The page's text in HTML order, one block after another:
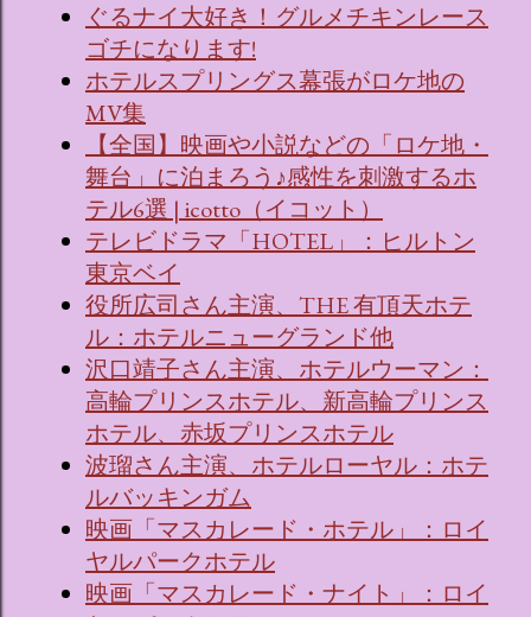
ぐるナイ大好き！グルメチキンレース
ゴチになります!
ホテルスプリングス幕張がロケ地の
MV集
【全国】映画や小説などの「ロケ地・
舞台」に泊まろう♪感性を刺激するホ
テル6選 | icotto（イコット）
テレビドラマ「HOTEL」：ヒルトン
東京ベイ
役所広司さん主演、THE 有頂天ホテ
ル：ホテルニューグランド他
沢口靖子さん主演、ホテルウーマン：
高輪プリンスホテル、新高輪プリンス
ホテル、赤坂プリンスホテル
波瑠さん主演、ホテルローヤル：ホテ
ルバッキンガム
映画「マスカレード・ホテル」：ロイ
ヤルパークホテル
映画「マスカレード・ナイト」：ロイ